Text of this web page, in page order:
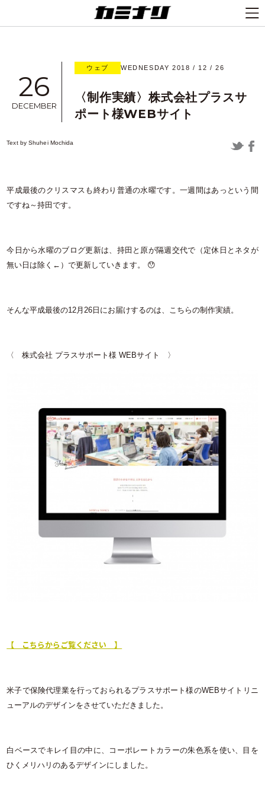
26
DECEMBER
ウェブ WEDNESDAY 2018 / 12 / 26
〈制作実績〉株式会社プラスサ
ポート様WEBサイト
Text byShuhei Mochida
平成最後のクリスマスも終わり普通の水曜です。一週間はあっという間
ですね～持田です。
今日から水曜のブログ更新は、持田と原が隔週交代で（定休日とネタが
無い日は除く←）で更新していきます。 😯
そんな平成最後の12月26 日にお届けするのは、こちらの制作実績。
〈 株式会社 プラスサポート様 WEBサイト 〉
【 こちらからご覧ください 】
米子で保険代理業を行っておられるプラスサポート様のWEBサイトリニ
ューアルのデザインをさせていただきました。
白ベースでキレイ目の中に、コーポレートカラーの朱色系を使い、目を
ひくメリハリのあるデザインにしました。